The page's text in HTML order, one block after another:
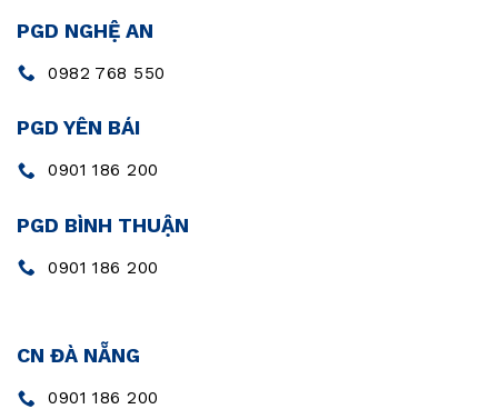
PGD NGHỆ AN
0982 768 550
PGD YÊN BÁI
0901 186 200
PGD BÌNH THUẬN
0901 186 200
CN ĐÀ NẴNG
0901 186 200